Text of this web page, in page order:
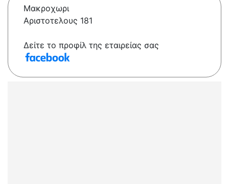
Μακροχωρι
Αριστοτελους 181
Δείτε το προφίλ της εταιρείας σας